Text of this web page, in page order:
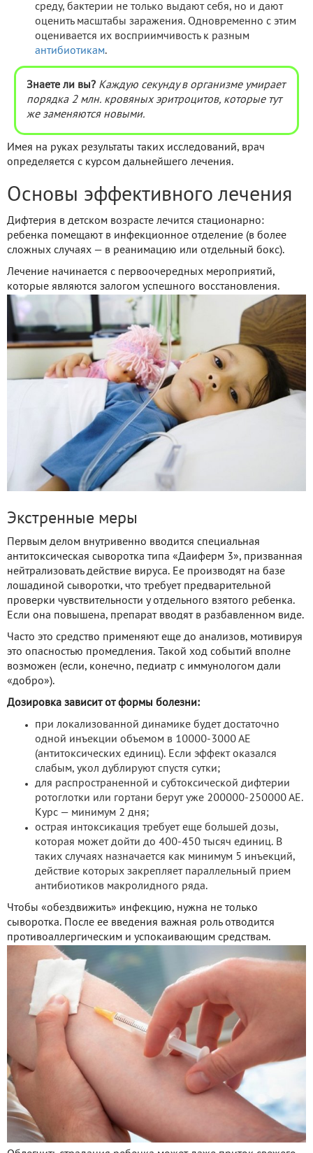
среду, бактерии не только выдают себя, но и дают
оценить масштабы заражения. Одновременно с этим
оценивается их восприимчивость к разным
антибиотикам.
Знаете ли вы? Каждую секунду в организме умирает
порядка 2 млн. кровяных эритроцитов, которые тут
же заменяются новыми.
Имея на руках результаты таких исследований, врач
определяется с курсом дальнейшего лечения.
Основы эффективного лечения
Дифтерия в детском возрасте лечится стационарно:
ребенка помещают в инфекционное отделение (в более
сложных случаях — в реанимацию или отдельный бокс).
Лечение начинается с первоочередных мероприятий,
которые являются залогом успешного восстановления.
Экстренные меры
Первым делом внутривенно вводится специальная
антитоксическая сыворотка типа «Даиферм 3», призванная
нейтрализовать действие вируса. Ее производят на базе
лошадиной сыворотки, что требует предварительной
проверки чувствительности у отдельного взятого ребенка.
Если она повышена, препарат вводят в разбавленном виде.
Часто это средство применяют еще до анализов, мотивируя
это опасностью промедления. Такой ход событий вполне
возможен (если, конечно, педиатр с иммунологом дали
«добро»).
Дозировка зависит от формы болезни:
при локализованной динамике будет достаточно
одной инъекции объемом в 10000-3000 АЕ
(антитоксических единиц). Если эффект оказался
слабым, укол дублируют спустя сутки;
для распространенной и субтоксической дифтерии
ротоглотки или гортани берут уже 200000-250000 АЕ.
Курс — минимум 2 дня;
острая интоксикация требует еще большей дозы,
которая может дойти до 400-450 тысяч единиц. В
таких случаях назначается как минимум 5 инъекций,
действие которых закрепляет параллельный прием
антибиотиков макролидного ряда.
Чтобы «обездвижить» инфекцию, нужна не только
сыворотка. После ее введения важная роль отводится
противоаллергическим и успокаивающим средствам.